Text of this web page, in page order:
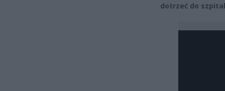
dotrzeć do